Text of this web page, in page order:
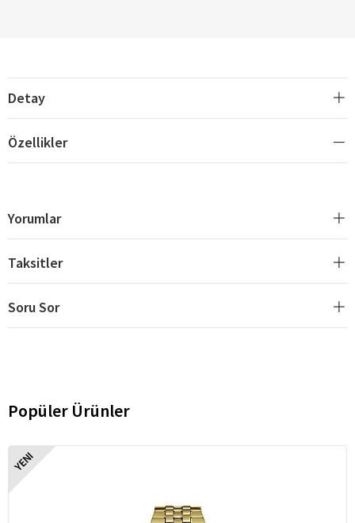
Detay
Özellikler
Yorumlar
Taksitler
Soru Sor
Popüler Ürünler
YENI